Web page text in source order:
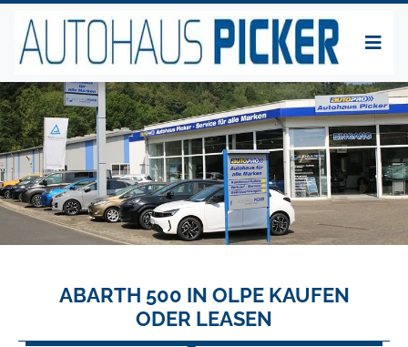
ABARTH 500 IN OLPE KAUFEN
ODER LEASEN